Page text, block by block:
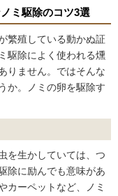
ミ駆除のコツ3選
繁殖している動かぬ証
駆除によく使われる燻
りません。ではそんな
か。ノミの卵を駆除す
を生かしていては、つ
除に励んでも意味があ
カーペットなど、ノミ